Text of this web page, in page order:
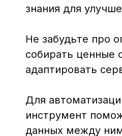
знания для
Не забудьте про
собирать ценные
адаптировать
Для
инструмент
данных между